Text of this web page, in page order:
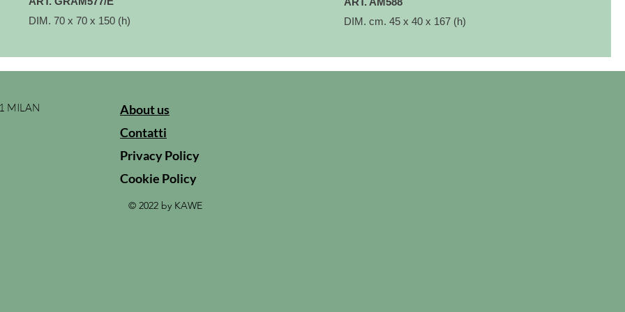
DIM. 70 x 70 x 150 (h)
DIM. cm. 45 x 40 x 167 (h)
MILAN
About us
Contatti
Privacy Policy
Cookie Policy
© 2022 by KAWE